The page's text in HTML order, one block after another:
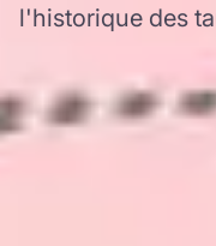
l'historique des